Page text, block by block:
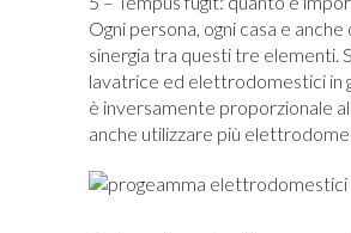
Ogni persona, ogni casa e
sinergia tra questi tre elementi.
lavatrice ed elettrodomestici in
è inversamente proporzionale
anche utilizzare più